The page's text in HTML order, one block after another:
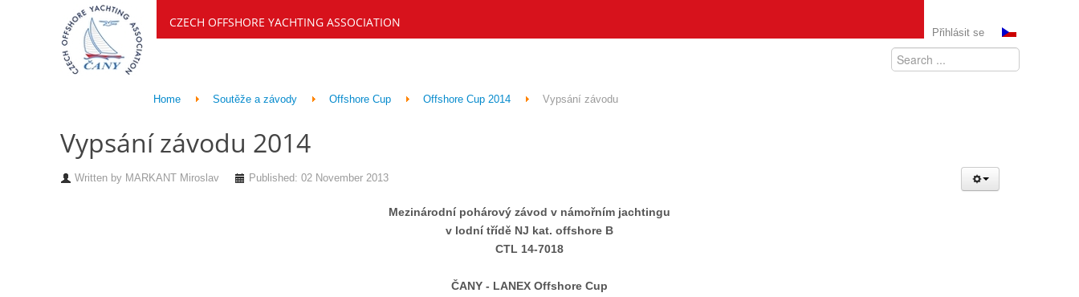
CZECH OFFSHORE YACHTING ASSOCIATION
Přihlásit se
Home Soutěže a závody Offshore Cup Offshore Cup 2014 Vypsání závodu
Vypsání závodu 2014
Written by MARKANT Miroslav Published: 02 November 2013
Mezinárodní pohárový závod v námořním jachtingu
v lodní třídě NJ kat. offshore B
CTL 14-7018
ČANY - LANEX Offshore Cup